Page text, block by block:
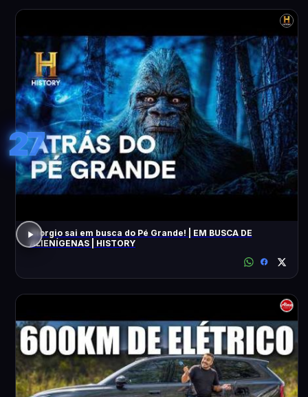
27
Giorgio sai em busca do Pé Grande! | EM BUSCA DE
ALIENÍGENAS | HISTORY